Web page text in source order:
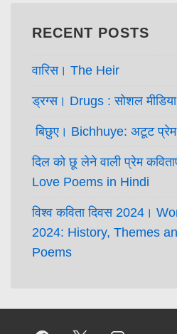
RECENT POSTS
वारिस। The Heir
ड्रग्स। Drugs : सोशल
बिछुए। Bichhuye: अटूट प्रेम
दिल को छू लेने वाली प्रेम
Love Poems in Hindi
विश्व कविता दिवस 2024।
2024: History, Themes
Poems